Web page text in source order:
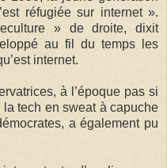
réfugiée sur internet ».
» de droite, dixit
au fil du temps les
internet.
à l’époque pas si
tech en sweat à capuche
a également pu